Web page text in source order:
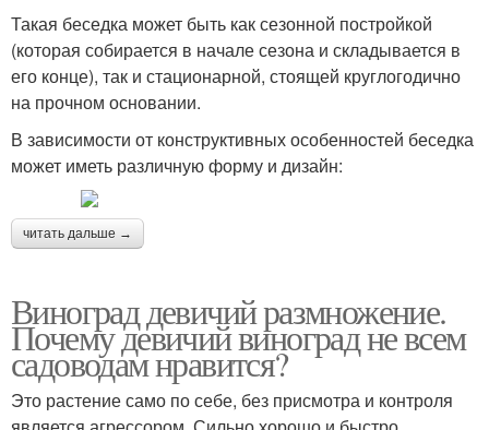
Такая беседка может быть как сезонной постройкой
(которая собирается в начале сезона и складывается в
его конце), так и стационарной, стоящей круглогодично
на прочном основании.
В зависимости от конструктивных особенностей беседка
может иметь различную форму и дизайн:
читать дальше →
Виноград девичий размножение.
Почему девичий виноград не всем
садоводам нравится?
Это растение само по себе, без присмотра и контроля